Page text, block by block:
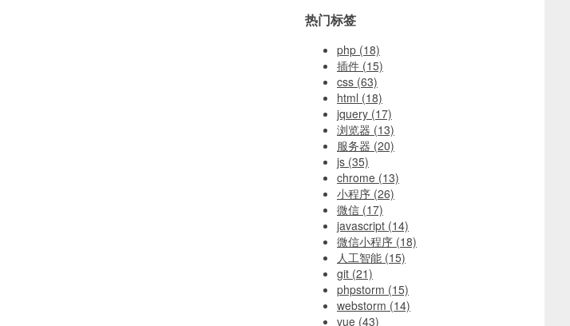
热门标签
php (18)
插件 (15)
css (63)
html (18)
jquery (17)
浏览器 (13)
服务器 (20)
js (35)
chrome (13)
小程序 (26)
微信 (17)
javascript (14)
微信小程序 (18)
人工智能 (15)
git (21)
phpstorm (15)
webstorm (14)
vue (43)